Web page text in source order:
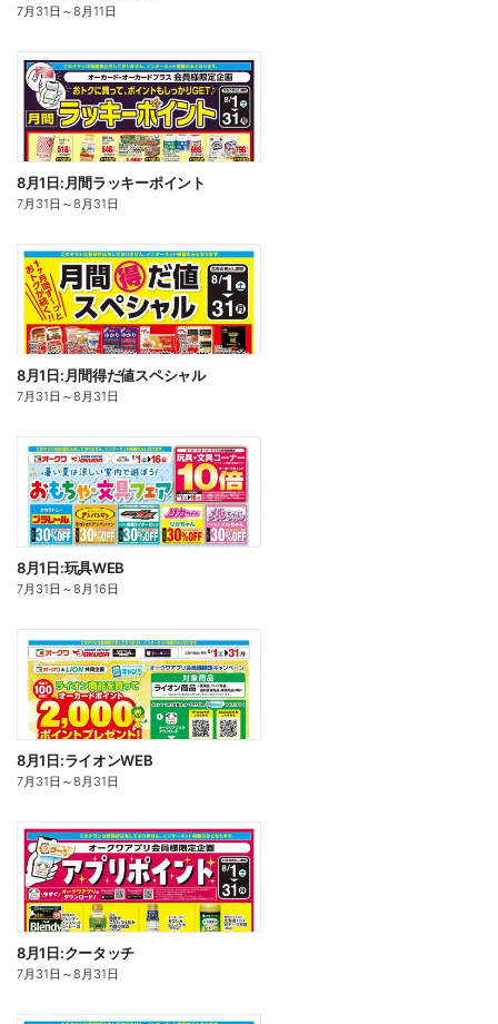
7月31日 ～8月11日
8月1日:月間ラッキーポイント
7月31日 ～8月31日
8月1日:月間得だ値スペシャル
7月31日 ～8月31日
8月1日:玩具WEB
7月31日 ～8月16日
8月1日:ライオンWEB
7月31日 ～8月31日
8月1日:クータッチ
7月31日 ～8月31日